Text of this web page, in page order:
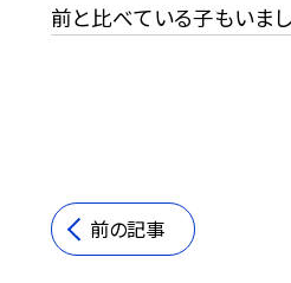
前と比べている子もいまし
前の記事